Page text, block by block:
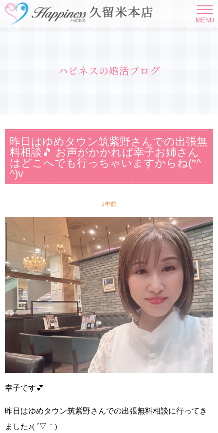
MENU
ハピネスの婚活ブログ
昨日はゆめタウン筑紫野さんでの出張無
料相談🎵 お声がかかれば幸子お姉さん
はどこへでも行っちゃいますからね(*^
^)v
2年前
幸子です💕
昨日はゆめタウン筑紫野さんでの出張無料相談に行ってき
ました♪( ´▽｀)